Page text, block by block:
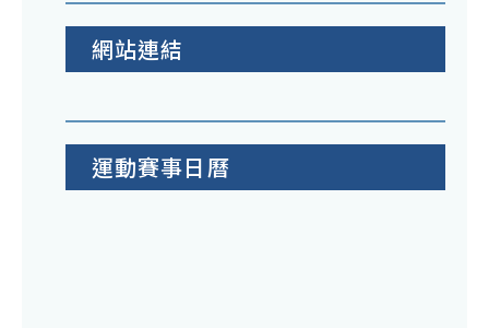
網站連結
運動賽事日曆